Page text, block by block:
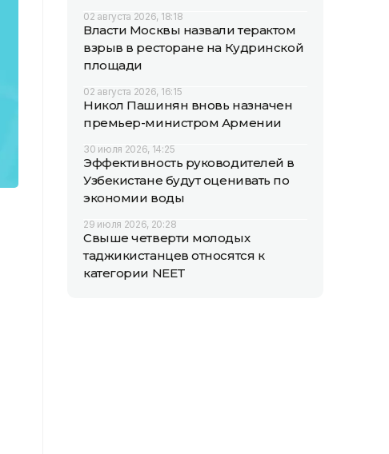
02 августа 2026, 18:18
Власти Москвы назвали терактом
взрыв в ресторане на Кудринской
площади
02 августа 2026, 16:15
Никол Пашинян вновь назначен
премьер-министром Армении
30 июля 2026, 14:25
Эффективность руководителей в
Узбекистане будут оценивать по
экономии воды
29 июля 2026, 20:28
Свыше четверти молодых
таджикистанцев относятся к
категории NEET